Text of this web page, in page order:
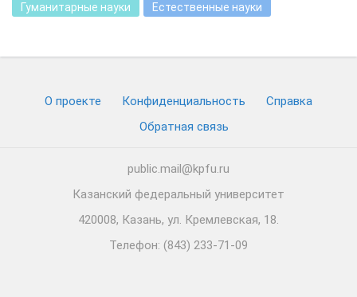
Гуманитарные науки Естественные науки
О проекте Конфиденциальность
Cправка
Обратная связь
public.mail@kpfu.ru
Казанский федеральный университет
420008, Казань, ул. Кремлевская, 18.
Телефон: (843) 233-71-09